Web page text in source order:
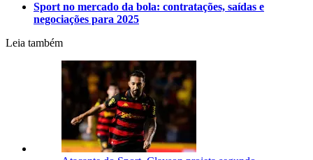
Sport no mercado da bola: contratações, saídas e
negociações para 2025
Leia também